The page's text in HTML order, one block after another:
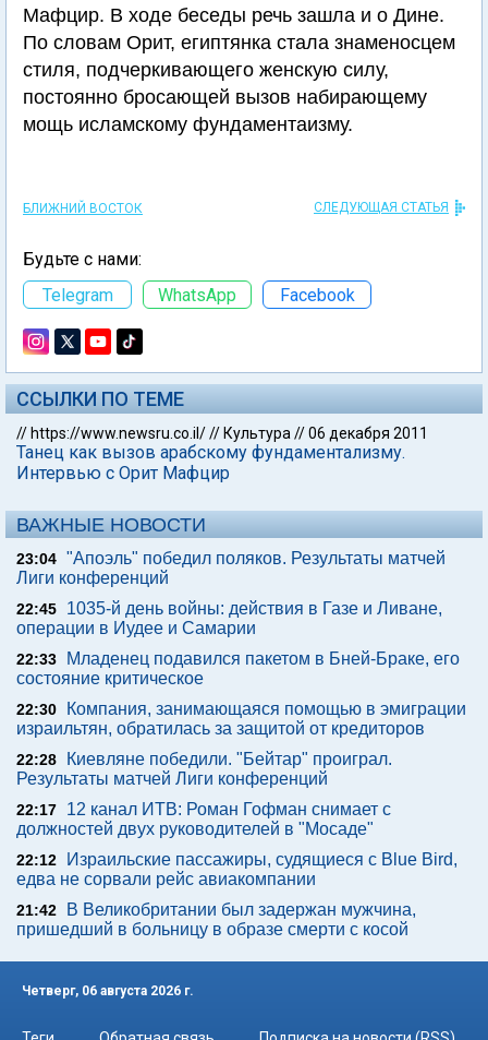
Мафцир. В ходе беседы речь зашла и о Дине.
По словам Орит, египтянка стала знаменосцем
стиля, подчеркивающего женскую силу,
постоянно бросающей вызов набирающему
мощь исламскому фундаментаизму.
БЛИЖНИЙ ВОСТОК СЛЕДУЮЩАЯ СТАТЬЯ
Будьте с нами:
Telegram
WhatsApp Facebook
ССЫЛКИ ПО ТЕМЕ
// https://www.newsru.co.il/// Культура //06 декабря 2011
Танец как вызов арабскому фундаментализму.
Интервью с Орит Мафцир
ВАЖНЫЕ НОВОСТИ
23:04 "Апоэль" победил поляков. Результаты матчей
Лиги конференций
22:45
1035-й день войны: действия в Газе и Ливане,
операции в Иудее и Самарии
22:33
Младенец подавился пакетом в Бней-Браке, его
состояние критическое
22:30
Компания, занимающаяся помощью в эмиграции
израильтян, обратилась за защитой от кредиторов
22:28
Киевляне победили. "Бейтар" проиграл.
Результаты матчей Лиги конференций
22:17
12 канал ИТВ: Роман Гофман снимает с
должностей двух руководителей в "Мосаде"
22:12
Израильские пассажиры, судящиеся с Blue Bird,
едва не сорвали рейс авиакомпании
21:42
В Великобритании был задержан мужчина,
пришедший в больницу в образе смерти с косой
Четверг, 06 августа 2026 г.